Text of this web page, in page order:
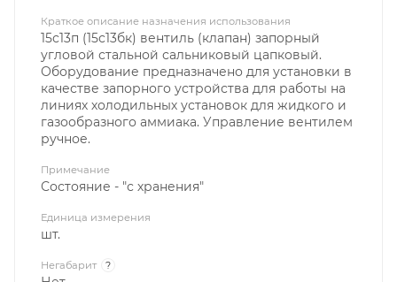
Краткое описание назначения использования
15с13п (15с13бк) вентиль (клапан) запорный
угловой стальной сальниковый цапковый.
Оборудование предназначено для установки в
качестве запорного устройства для работы на
линиях холодильных установок для жидкого и
газообразного аммиака. Управление вентилем
ручное.
Примечание
Состояние - "с хранения"
Единица измерения
шт.
Негабарит ?